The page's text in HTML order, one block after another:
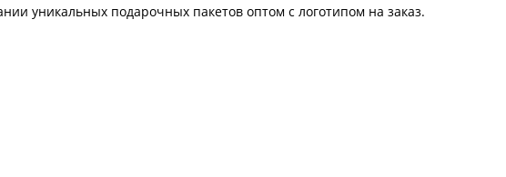
уникальных подарочных пакетов оптом с логотипом на заказ.